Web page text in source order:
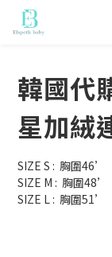
韓國代
星加絨
SIZE S :  胸圍46’
SIZE M :  胸圍48’
SIZE L :  胸圍51’